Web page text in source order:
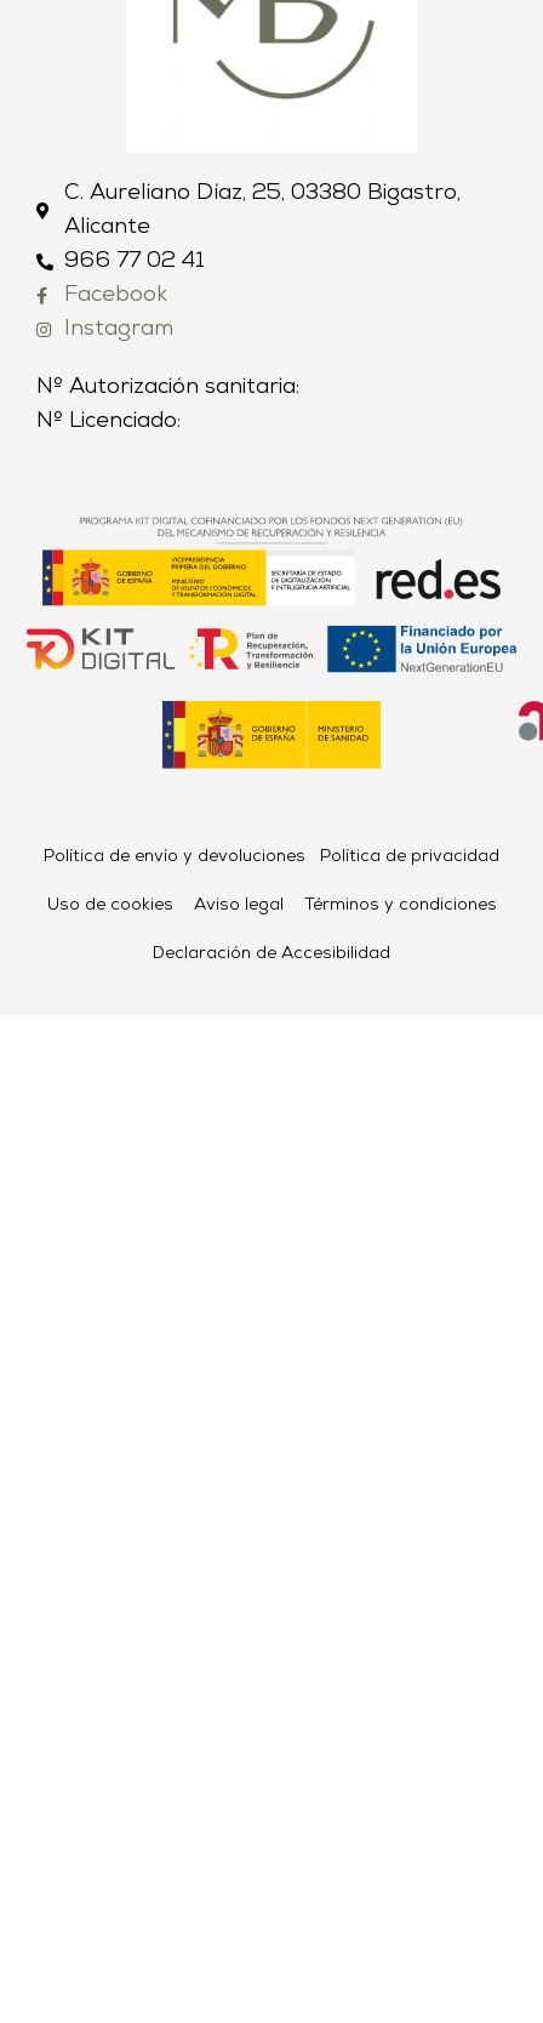
C. Aureliano Díaz, 25, 03380 Bigastro,
Alicante
966 77 02 41
Facebook
Instagram
Nº Autorización sanitaria:
Nº Licenciado:
Política de envío y devoluciones Política de privacidad
Uso de cookies Aviso legal Términos y condiciones
Declaración de Accesibilidad